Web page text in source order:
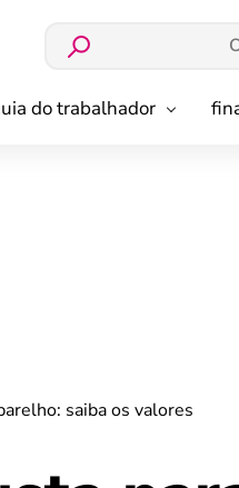
do trabalhador
saiba os valores